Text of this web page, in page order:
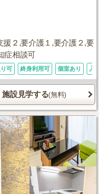
援２,要介護１,要介護２,要
症相談可
可 終身利用可 個室あり 入
施設見学する(無料)